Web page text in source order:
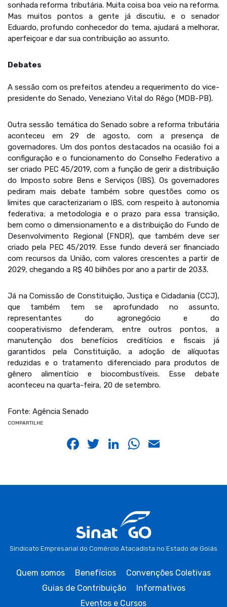
sonhada reforma tributária. Muita coisa boa veio na reforma.
Mas muitos pontos a gente já discutiu, e o senador
Eduardo, profundo conhecedor do tema, ajudará a melhorar,
aperfeiçoar e dar sua contribuição ao assunto.
Debates
A sessão com os prefeitos atendeu a requerimento do vice-
presidente do Senado, Veneziano Vital do Rêgo (MDB-PB).
Outra sessão temática do Senado sobre a reforma tributária
aconteceu em 29 de agosto, com a presença de
governadores. Um dos pontos destacados na ocasião foi a
configuração e o funcionamento do Conselho Federativo a
ser criado PEC 45/2019, com a função de gerir a distribuição
do Imposto sobre Bens e Serviços (IBS). Os governadores
pediram mais debate também sobre questões como os
limites que caracterizariam o IBS, com respeito à autonomia
federativa; a metodologia e o prazo para essa transição,
bem como o dimensionamento e a distribuição do Fundo de
Desenvolvimento Regional (FNDR), que também deve ser
criado pela PEC 45/2019. Esse fundo deverá ser financiado
com recursos da União, com valores crescentes a partir de
2029, chegando a R$ 40 bilhões por ano a partir de 2033.
Já na Comissão de Constituição, Justiça e Cidadania (CCJ),
que também tem se aprofundado no assunto,
representantes do agronegócio e do
cooperativismo defenderam, entre outros pontos, a
manutenção dos benefícios creditícios e fiscais já
garantidos pela Constituição, a adoção de alíquotas
reduzidas e o tratamento diferenciado para produtos de
gênero alimentício e biocombustíveis. Esse debate
aconteceu na quarta-feira, 20 de setembro.
Fonte: Agência Senado
COMPARTILHE
Facebook
Twitter
LinkedIn
WhatsApp
Sindicato Empresarial do Comércio Atacadista no Estado de Goiás
Quem somos Benefícios
Convenções Coletivas
Guias de Contribuição
Informativos
Eventos e Cursos